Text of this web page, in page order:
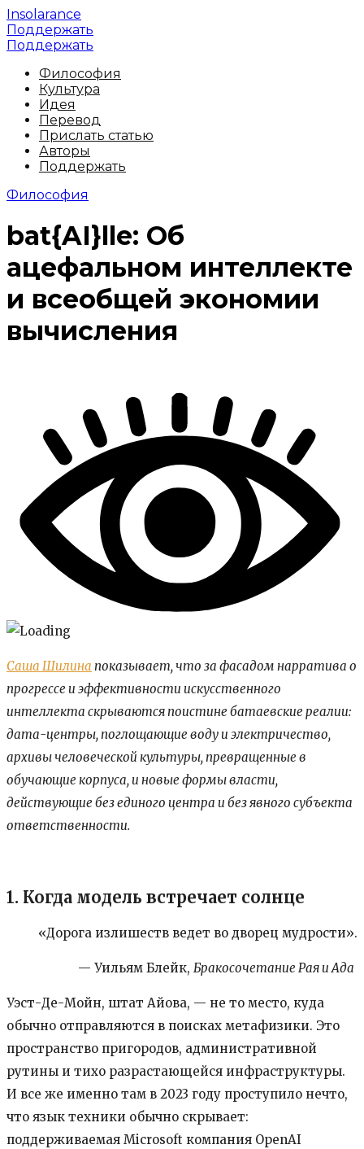
Insolarance
Поддержать
Поддержать
Философия
Культура
Идея
Перевод
Прислать статью
Авторы
Поддержать
Философия
bat{AI}lle: Об
ацефальном интеллекте
и всеобщей экономии
вычисления
Саша Шилина показывает, что за фасадом нарратива о
прогрессе и эффективности искусственного
интеллекта скрываются поистине батаевские реалии:
дата-центры, поглощающие воду и электричество,
архивы человеческой культуры, превращенные в
обучающие корпуса, и новые формы власти,
действующие без единого центра и без явного субъекта
ответственности.
1. Когда модель встречает солнце
«Дорога излишеств ведет во дворец мудрости».
— Уильям Блейк, Бракосочетание Рая и Ада
Уэст-Де-Мойн, штат Айова, — не то место, куда
обычно отправляются в поисках метафизики. Это
пространство пригородов, административной
рутины и тихо разрастающейся инфраструктуры.
И все же именно там в 2023 году проступило нечто,
что язык техники обычно скрывает:
поддерживаемая Microsoft компания OpenAI